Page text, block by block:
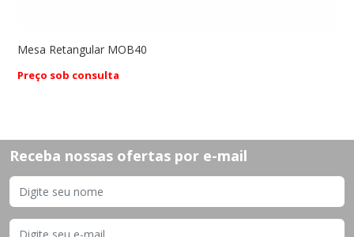
Mesa Retangular MOB40
Preço sob consulta
Receba nossas ofertas por e-mail